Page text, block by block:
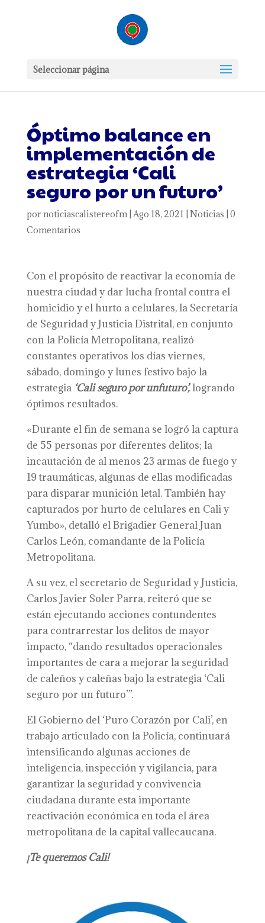
Seleccionar página
Óptimo balance en
implementación de
estrategia ‘Cali
seguro por un futuro’
por noticiascalistereofm| Ago 18, 2021 Noticias 0
Comentarios
Con el propósito de reactivar la economía de
nuestra ciudad y dar lucha frontal contra el
homicidio y el hurto a celulares, la Secretaría
de Seguridad y Justicia Distrital, en conjunto
con la Policía Metropolitana, realizó
constantes operativos los días viernes,
sábado, domingo y lunes festivo bajo la
estrategia ‘Caliseguro porunfuturo’,logrando
óptimos resultados.
«Durante el fin de semana se logró la captura
de 55 personas por diferentes delitos; la
incautación de al menos 23 armas de fuego y
19 traumáticas, algunas de ellas modificadas
para disparar munición letal. También hay
capturados por hurto de celulares en Cali y
Yumbo», detalló el Brigadier General Juan
Carlos León, comandante de la Policía
Metropolitana.
A su vez, el secretario de Seguridad y Justicia,
Carlos Javier Soler Parra, reiteró que se
están ejecutando acciones contundentes
para contrarrestar los delitos de mayor
impacto, “dando resultados operacionales
importantes de cara a mejorar la seguridad
de caleños y caleñas bajo la estrategia ‘Cali
seguro por un futuro’”.
El Gobierno del ‘Puro Corazón por Cali’, en
trabajo articulado con la Policía, continuará
intensificando algunas acciones de
inteligencia, inspección y vigilancia, para
garantizar la seguridad y convivencia
ciudadana durante esta importante
reactivación económica en toda el área
metropolitana de la capital vallecaucana.
¡Te queremos Cali!